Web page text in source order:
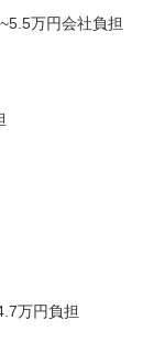
万円会社負担
万円負担